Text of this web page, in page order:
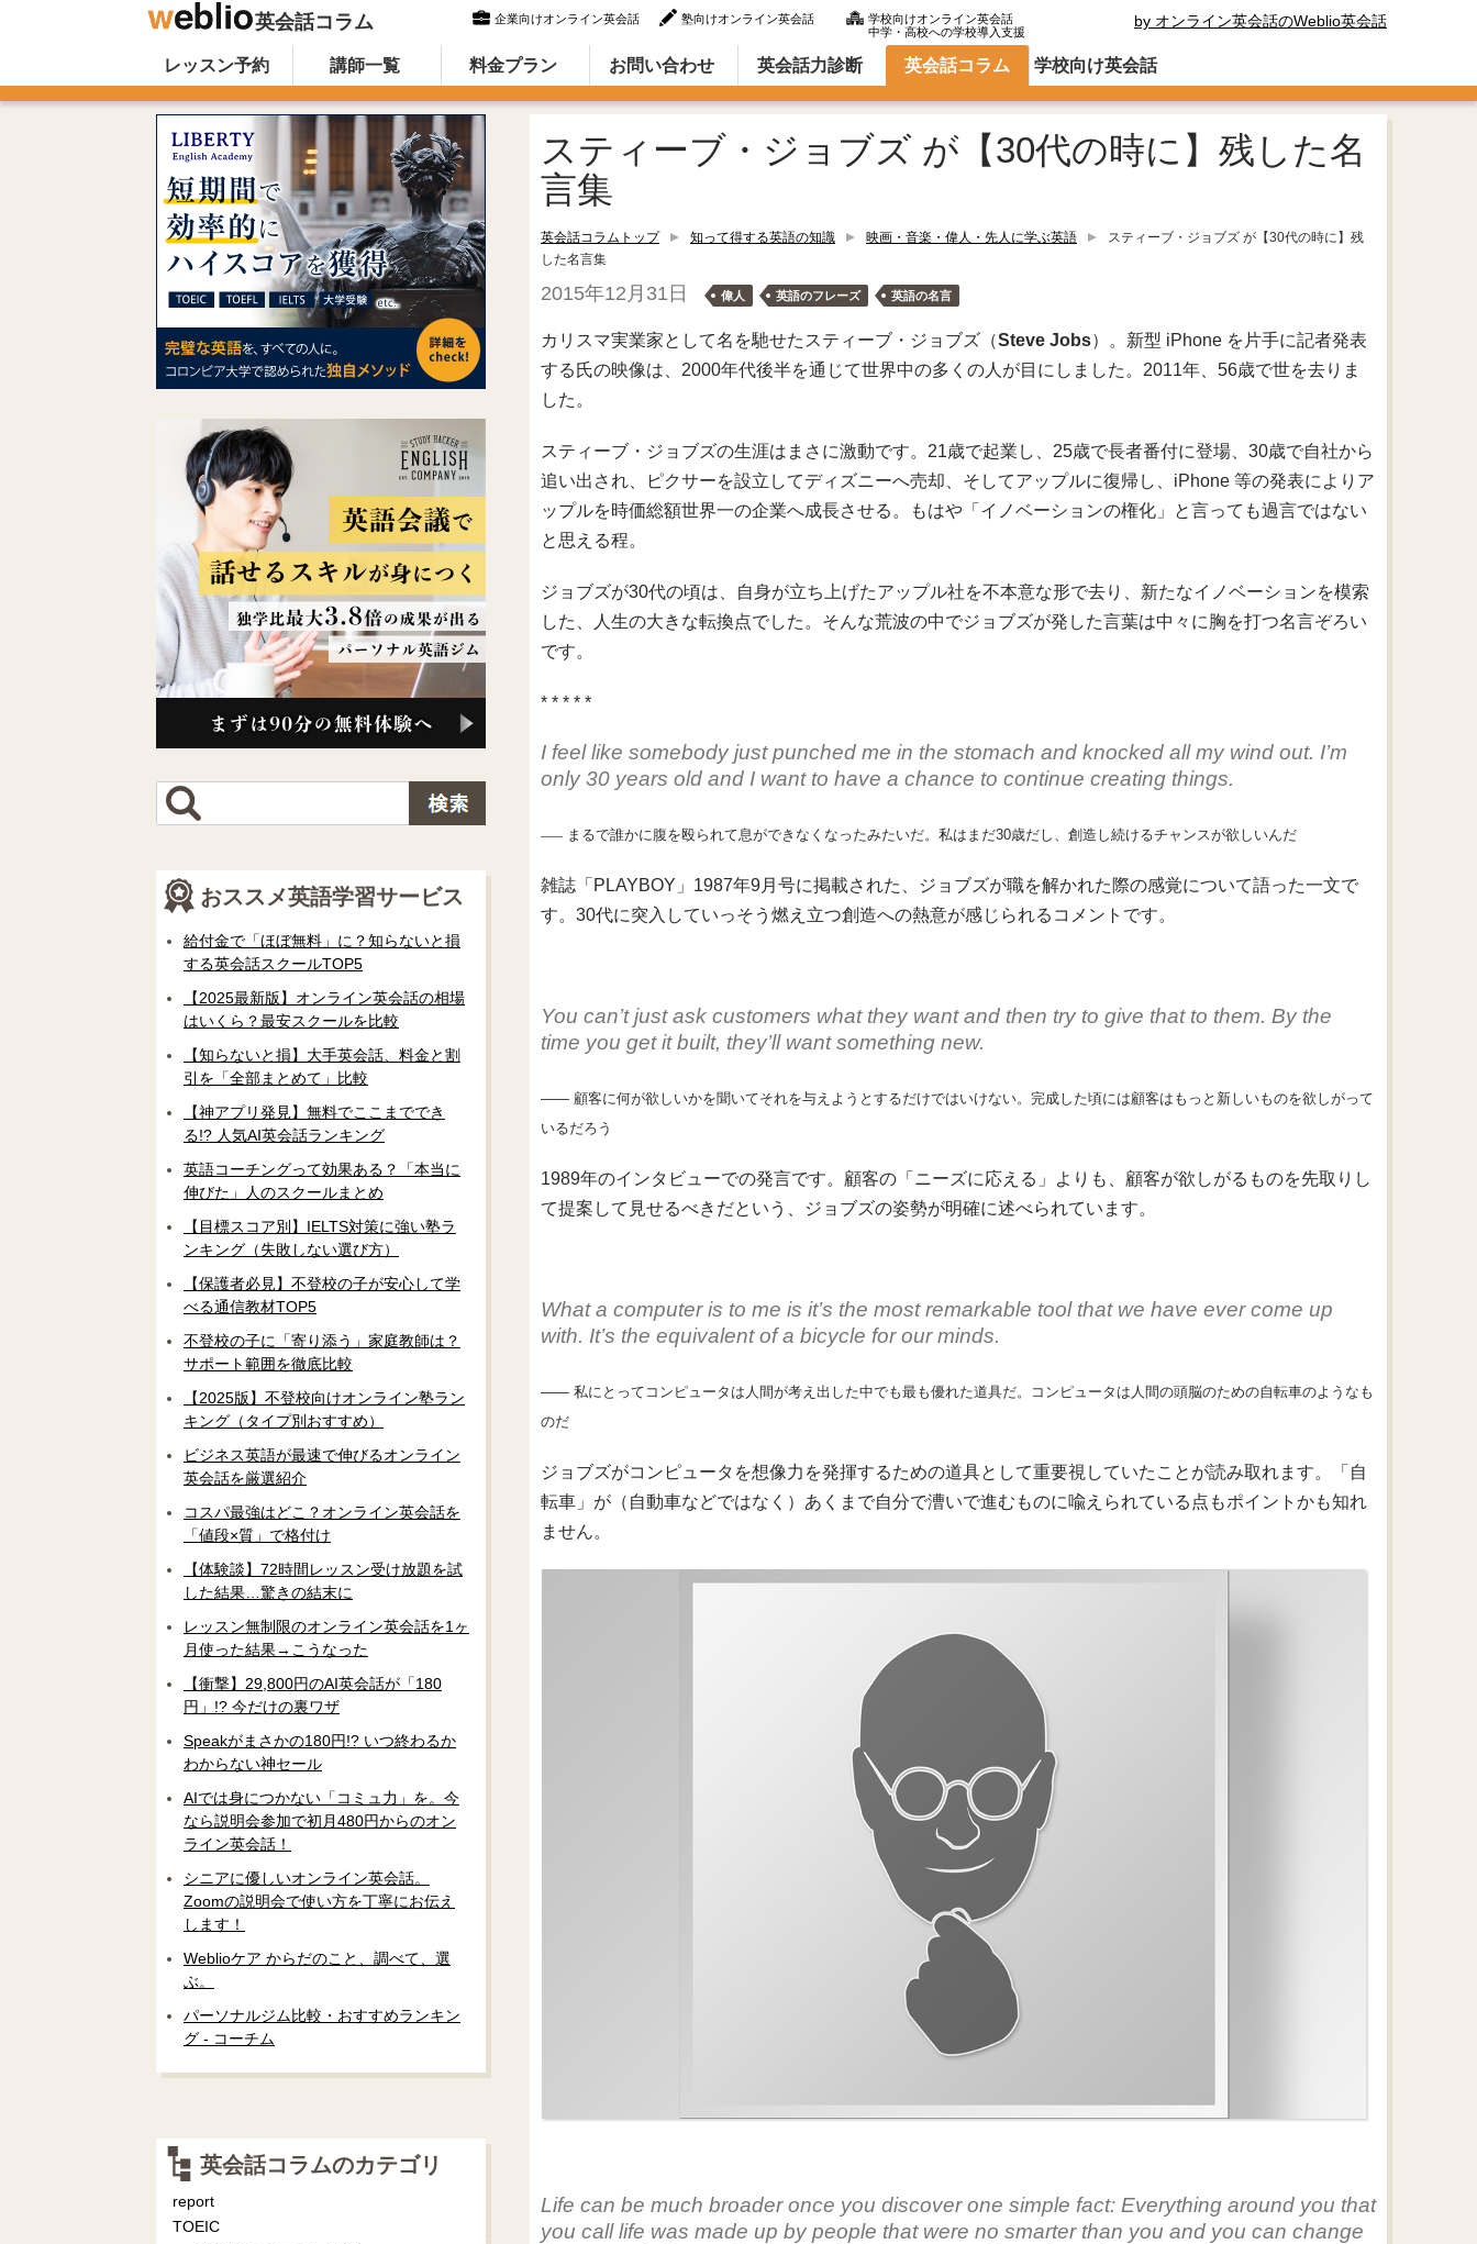
英会話コラム 企業向けオンライン英会話 塾向けオンライン英会話
学校向けオンライン英会話
中学・高校への学校導入支援
by オンライン英会話のWeblio英会話
オンライン英会話のWeblio英会話コラム（英語での言い方・英語表現）
Skip to content
レッスン予約 講師一覧 料金プラン お問い合わせ 英会話力診断 英会話コラム 学校向け英会話
スティーブ・ジョブズ が【30代の時に】残した名
言集
英会話コラムトップ 知って得する英語の知識 映画・音楽・偉人・先人に学ぶ英語
スティーブ・ジョブズ が【30代の時に】残
した名言集
2015年12月31日 偉人 英語のフレーズ 英語の名言
カリスマ実業家として名を馳せたスティーブ・ジョブズ（Steve Jobs）。新型 iPhone を片手に記者発表
する氏の映像は、2000年代後半を通じて世界中の多くの人が目にしました。2011年、56歳で世を去りま
した。
スティーブ・ジョブズの生涯はまさに激動です。21歳で起業し、25歳で長者番付に登場、30歳で自社から
追い出され、ピクサーを設立してディズニーへ売却、そしてアップルに復帰し、iPhone 等の発表によりア
ップルを時価総額世界一の企業へ成長させる。もはや「イノベーションの権化」と言っても過言ではない
と思える程。
ジョブズが30代の頃は、自身が立ち上げたアップル社を不本意な形で去り、新たなイノベーションを模索
した、人生の大きな転換点でした。そんな荒波の中でジョブズが発した言葉は中々に胸を打つ名言ぞろい
です。
* * * * *
I feel like somebody just punched me in the stomach and knocked all my wind out. I’m
only 30 years old and I want to have a chance to continue creating things.
―― まるで誰かに腹を殴られて息ができなくなったみたいだ。私はまだ30歳だし、創造し続けるチャンスが欲しいんだ
雑誌「PLAYBOY」1987年9月号に掲載された、ジョブズが職を解かれた際の感覚について語った一文で
す。30代に突入していっそう燃え立つ創造への熱意が感じられるコメントです。
You can’t just ask customers what they want and then try to give that to them. By the
time you get it built, they’ll want something new.
―― 顧客に何が欲しいかを聞いてそれを与えようとするだけではいけない。完成した頃には顧客はもっと新しいものを欲しがって
いるだろう
1989年のインタビューでの発言です。顧客の「ニーズに応える」よりも、顧客が欲しがるものを先取りし
て提案して見せるべきだという、ジョブズの姿勢が明確に述べられています。
What a computer is to me is it’s the most remarkable tool that we have ever come up
with. It’s the equivalent of a bicycle for our minds.
―― 私にとってコンピュータは人間が考え出した中でも最も優れた道具だ。コンピュータは人間の頭脳のための自転車のようなも
のだ
ジョブズがコンピュータを想像力を発揮するための道具として重要視していたことが読み取れます。「自
転車」が（自動車などではなく）あくまで自分で漕いで進むものに喩えられている点もポイントかも知れ
ません。
Life can be much broader once you discover one simple fact: Everything around you that
you call life was made up by people that were no smarter than you and you can change
おススメ英語学習サービス
給付金で「ほぼ無料」に？知らないと損
する英会話スクールTOP5
【2025最新版】オンライン英会話の相場
はいくら？最安スクールを比較
【知らないと損】大手英会話、料金と割
引を「全部まとめて」比較
【神アプリ発見】無料でここまででき
る!? 人気AI英会話ランキング
英語コーチングって効果ある？「本当に
伸びた」人のスクールまとめ
【目標スコア別】IELTS対策に強い塾ラ
ンキング（失敗しない選び方）
【保護者必見】不登校の子が安心して学
べる通信教材TOP5
不登校の子に「寄り添う」家庭教師は？
サポート範囲を徹底比較
【2025版】不登校向けオンライン塾ラン
キング（タイプ別おすすめ）
ビジネス英語が最速で伸びるオンライン
英会話を厳選紹介
コスパ最強はどこ？オンライン英会話を
「値段×質」で格付け
【体験談】72時間レッスン受け放題を試
した結果…驚きの結末に
レッスン無制限のオンライン英会話を1ヶ
月使った結果→こうなった
【衝撃】29,800円のAI英会話が「180
円」!? 今だけの裏ワザ
Speakがまさかの180円!? いつ終わるか
わからない神セール
AIでは身につかない「コミュ力」を。今
なら説明会参加で初月480円からのオン
ライン英会話！
シニアに優しいオンライン英会話。
Zoomの説明会で使い方を丁寧にお伝え
します！
Weblioケア からだのこと、調べて、選
ぶ。
パーソナルジム比較・おすすめランキン
グ - コーチム
英会話コラムのカテゴリ
report
TOEIC